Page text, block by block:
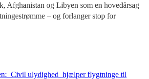
Afghanistan og Libyen som en hovedårsag
– og forlanger stop for
Civil ulydighed hjælper flygtninge til